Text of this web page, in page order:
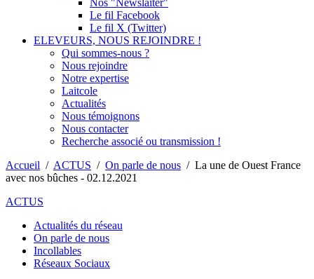
Nos "Newslaiter"
Le fil Facebook
Le fil X (Twitter)
ELEVEURS, NOUS REJOINDRE !
Qui sommes-nous ?
Nous rejoindre
Notre expertise
Laitcole
Actualités
Nous témoignons
Nous contacter
Recherche associé ou transmission !
Accueil / ACTUS / On parle de nous / La une de Ouest France
avec nos bûches - 02.12.2021
ACTUS
Actualités du réseau
On parle de nous
Incollables
Réseaux Sociaux